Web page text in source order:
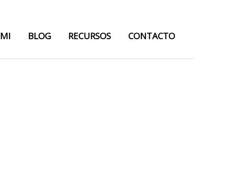
BLOG RECURSOS CONTACTO